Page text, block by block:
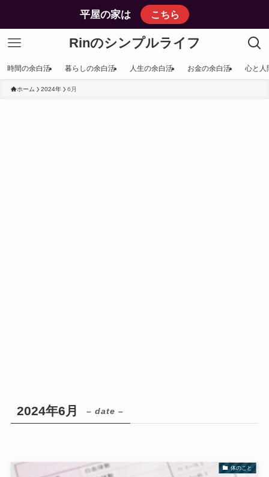
平屋の家は こちら
Rinのシンプルライフ
時間の余白活 暮らしの余白活 人生の余白活 お金の余白活 心と人
ホーム 2024年 6月
2024年6月 – date –
体のこと